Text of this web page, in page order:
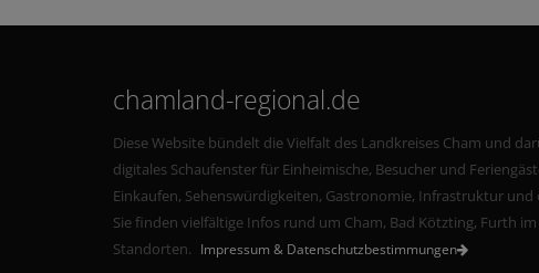
chamland-regional.de
Diese Website bündelt die Vielfalt des Landkreises Cham und
digitales Schaufenster für Einheimische, Besucher und
Einkaufen, Sehenswürdigkeiten, Gastronomie, Infrastruktur
Sie finden vielfältige Infos rund um Cham, Bad Kötzting, Furth
Standorten. Impressum & Datenschutzbestimmungen